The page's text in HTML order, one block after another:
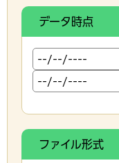
データ時点
ファイル形式